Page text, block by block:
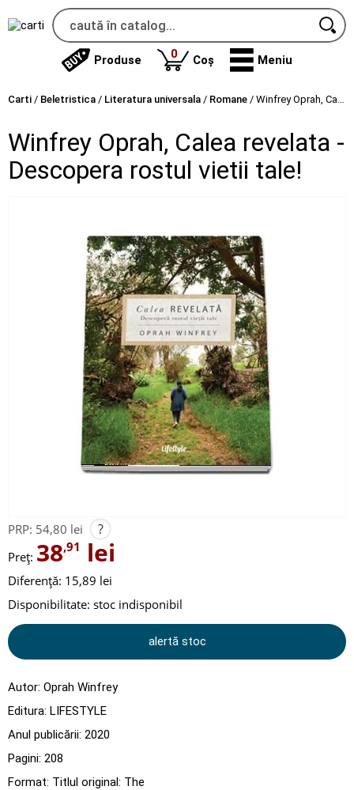
Produse 0produse
Coș Meniu
Carti / Beletristica / Literatura universala / Romane / Winfrey Oprah, Calea revelata - Descopera rostul vietii tale!
Winfrey Oprah, Calea revelata -
Descopera rostul vietii tale!
PRP: 54,80 lei ?
Preț: 38,91 lei
Diferență: 15,89 lei
Disponibilitate: stoc indisponibil
alertă stoc
Autor: Oprah Winfrey
Editura: LIFESTYLE
Anul publicării: 2020
Pagini: 208
Format: Titlul original: The